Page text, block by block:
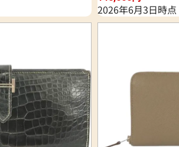
2026年6月3日時点